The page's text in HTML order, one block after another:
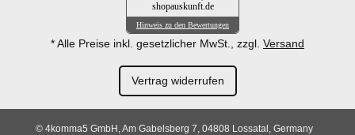
shopauskunft.de
Hinweis zu den Bewertungen
* Alle Preise inkl. gesetzlicher MwSt., zzgl. Versand
Vertrag widerrufen
© 4komma5 GmbH, Am Gabelsberg 7, 04808 Lossatal, Germany